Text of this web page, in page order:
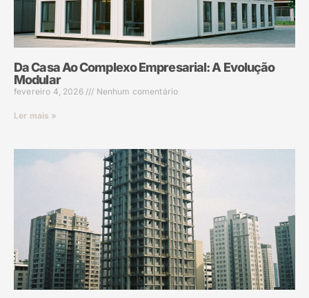
Da Casa Ao Complexo Empresarial: A Evolução
Modular
fevereiro 4, 2026 Nenhum comentário
Ler mais »